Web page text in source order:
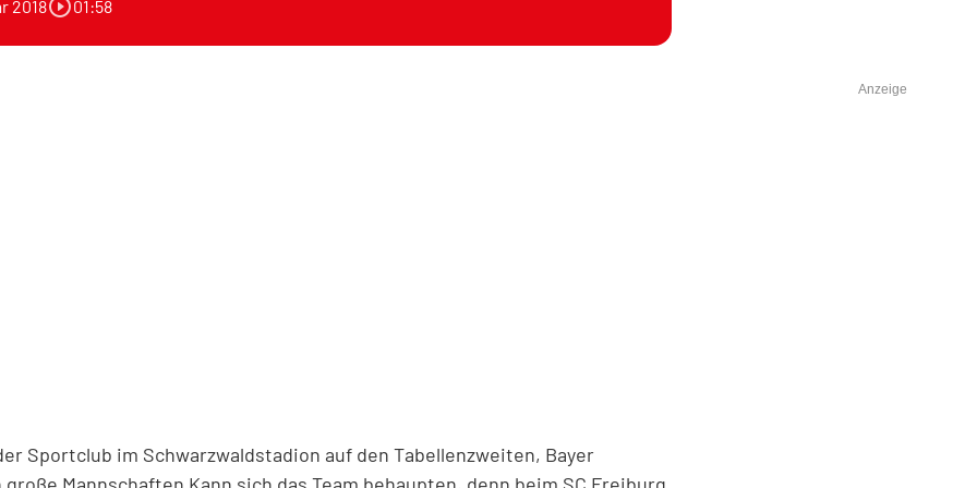
2018play_circle_outline01:58
Anzeige
Sportclub im Schwarzwaldstadion auf den Tabellenzweiten, Bayer